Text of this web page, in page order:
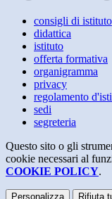
consigli di istituto
didattica
istituto
offerta formativa
organigramma
privacy
regolamento
sedi
segreteria
Questo sito o gli
cookie necessari al
COOKIE POLICY.
Personalizza Rifiuta